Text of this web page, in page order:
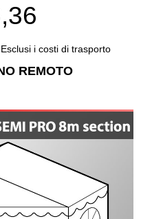
Esclusi i costi di trasporto
REMOTO